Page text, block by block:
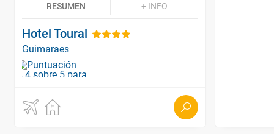
RESUMEN + INFO
Hotel Toural
Guimaraes